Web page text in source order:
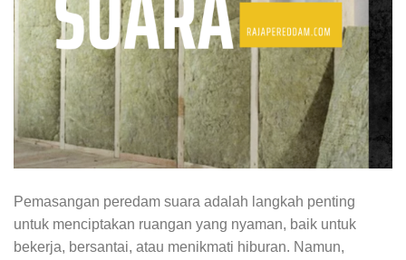
Pemasangan peredam suara adalah langkah penting
untuk menciptakan ruangan yang nyaman, baik untuk
bekerja, bersantai, atau menikmati hiburan. Namun,